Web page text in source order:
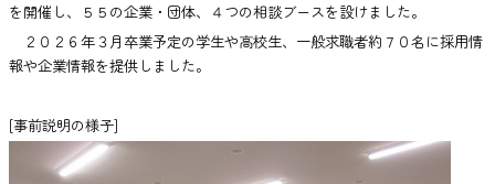
を開催し、５５の企業・団体、４つの相談ブースを設けました。
２０２６年３月卒業予定の学生や高校生、一般求職者約７０名に採用情
報や企業情報を提供しました。
[事前説明の様子]